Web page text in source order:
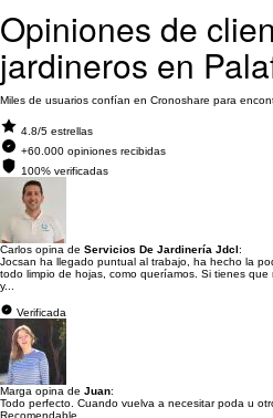
Opiniones de
jardineros en
Miles de usuarios confían en Cronoshare para
4.8/5 estrellas
+60.000 opiniones recibidas
100% verificadas
Carlos opina de Servicios De Jardinería Jdcl:
Jocsan ha llegado puntual al trabajo, ha hecho la
todo limpio de hojas, como queríamos. Si tienes
y...
Verificada
Marga opina de Juan:
Todo perfecto. Cuando vuelva a necesitar poda u
Recomendable.